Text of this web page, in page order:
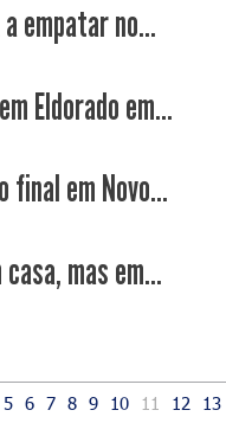
empatar no...
Eldorado em...
final em Novo...
mas em...
5 6 7 8 9 10 11 12
13